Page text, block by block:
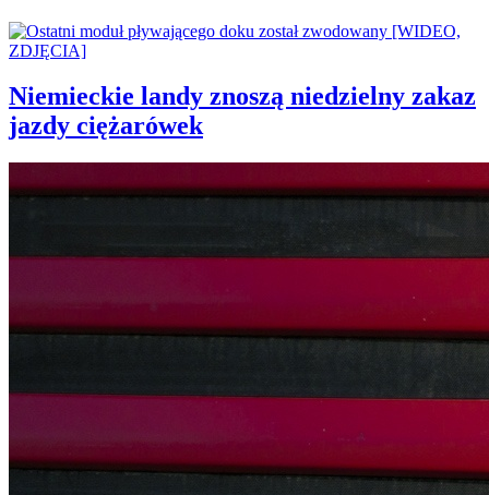
Niemieckie landy znoszą niedzielny zakaz
jazdy ciężarówek